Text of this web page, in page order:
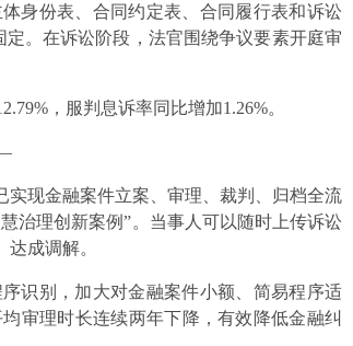
身份表、合同约定表、合同履行表和诉讼
。在诉讼阶段，法官围绕争议要素开庭审
，服判息诉率同比增加1.26%。
实现金融案件立案、审理、裁判、归档全流
治理创新案例”。当事人可以随时上传诉讼
成调解。
识别，加大对金融案件小额、简易程序适
审理时长连续两年下降，有效降低金融纠